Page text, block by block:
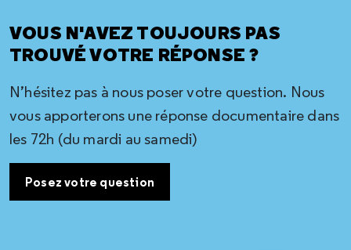
VOUS N'AVEZ TOUJOURS PAS
TROUVÉ VOTRE RÉPONSE ?
N’hésitez pas à nous poser votre question. Nous
vous apporterons une réponse documentaire dans
les 72h (du mardi au samedi)
Posez votre question